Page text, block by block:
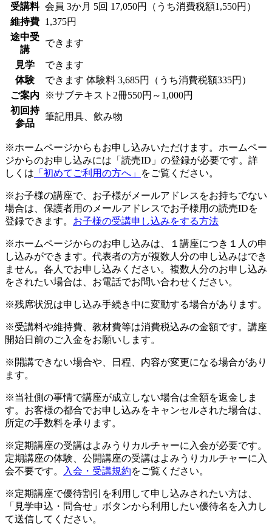
受講料 会員 3か月 5回 17,050円（うち消費税額1,550円）
維持費
1,375円
途中受
講
できます
見学
できます
体験
できます 体験料 3,685円（うち消費税額335円）
ご案内
※サブテキスト2冊550円～1,000円
初回持
参品
筆記用具、飲み物
※ホームページからもお申し込みいただけます。ホームペー
ジからのお申し込みには「読売ID」の登録が必要です。詳
しくは 「初めてご利用の方へ」 をご覧ください。
※お子様の講座で、お子様がメールアドレスをお持ちでない
場合は、保護者用のメールアドレスでお子様用の読売IDを
登録できます。 お子様の受講申し込みをする方法
※ホームページからのお申し込みは、１講座につき１人の申
し込みができます。代表者の方が複数人分の申し込みはでき
ません。各人でお申し込みください。複数人分のお申し込み
をされたい場合は、お電話でお問い合わせください。
※残席状況は申し込み手続き中に変動する場合があります。
※受講料や維持費、教材費等は消費税込みの金額です。講座
開始日前のご入金をお願いします。
※開講できない場合や、日程、内容が変更になる場合があり
ます。
※当社側の事情で講座が成立しない場合は全額を返金しま
す。お客様の都合でお申し込みをキャンセルされた場合は、
所定の手数料を承ります。
※定期講座の受講はよみうりカルチャーに入会が必要です。
定期講座の体験、公開講座の受講はよみうりカルチャーに入
会不要です。
入会・受講規約をご覧ください。
※定期講座で優待割引を利用して申し込みされたい方は、
「見学申込・問合せ」ボタンから利用したい優待名を入力し
て送信してください。